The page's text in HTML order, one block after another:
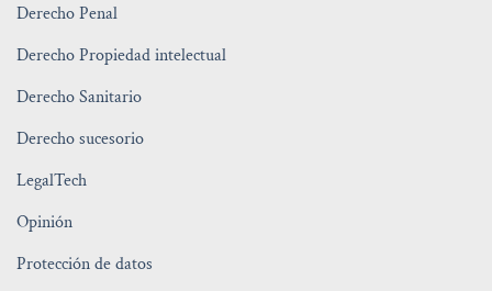
Derecho Penal
Derecho Propiedad intelectual
Derecho Sanitario
Derecho sucesorio
LegalTech
Opinión
Protección de datos